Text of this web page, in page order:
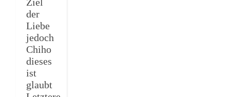
der
Liebe
jedoch
Chiho
dieses
ist
glaubt